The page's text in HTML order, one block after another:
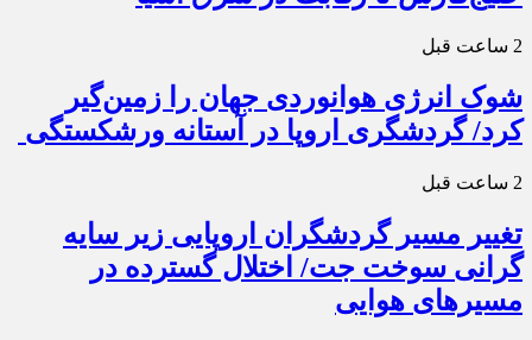
2 ساعت قبل
شوک انرژی هوانوردی جهان را زمین‌گیر
کرد/ گردشگری اروپا در آستانه ورشکستگی
2 ساعت قبل
تغییر مسیر گردشگران اروپایی زیر سایه
گرانی سوخت جت/ اختلال گسترده در
مسیرهای هوایی